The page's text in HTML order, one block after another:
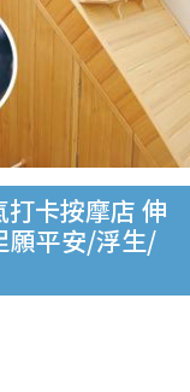
卡按摩店 伸
願平安/浮生/